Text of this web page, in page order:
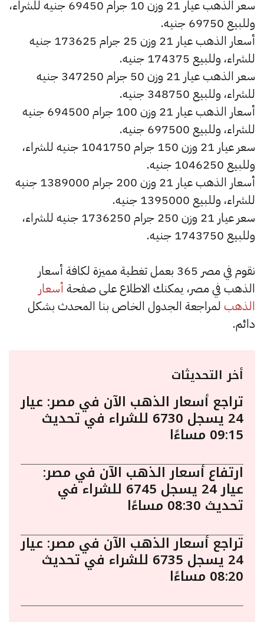
سعر الذهب عيار 21 وزن 10 جرام 69450 جنيه للشراء،
وللبيع 69750 جنيه.
أسعار الذهب عيار 21 وزن 25 جرام 173625 جنيه
للشراء، وللبيع 174375 جنيه.
سعر الذهب عيار 21 وزن 50 جرام 347250 جنيه
للشراء، وللبيع 348750 جنيه.
أسعار الذهب عيار 21 وزن 100 جرام 694500 جنيه
للشراء، وللبيع 697500 جنيه.
سعر عيار 21 وزن 150 جرام 1041750 جنيه للشراء،
وللبيع 1046250 جنيه.
أسعار الذهب عيار 21 وزن 200 جرام 1389000 جنيه
للشراء، وللبيع 1395000 جنيه.
سعر عيار 21 وزن 250 جرام 1736250 جنيه للشراء،
وللبيع 1743750 جنيه.
نقوم في مصر 365 بعمل تغطية مميزة لكافة أسعار
الذهب في مصر، يمكنك الاطلاع على صفحة أسعار
الذهب لمراجعة الجدول الخاص بنا المحدث بشكل
دائم.
أخر التحديثات
تراجع أسعار الذهب الآن في مصر: عيار
24 يسجل 6730 للشراء في تحديث
09:15 مساءًا
ارتفاع أسعار الذهب الآن في مصر:
عيار 24 يسجل 6745 للشراء في
تحديث 08:30 مساءًا
تراجع أسعار الذهب الآن في مصر: عيار
24 يسجل 6735 للشراء في تحديث
08:20 مساءًا